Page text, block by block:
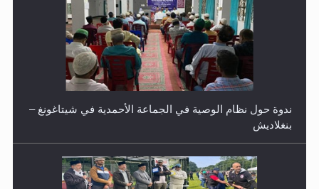
اليوم الوطني الرياضي لمجلس أنصار الله في هولندا